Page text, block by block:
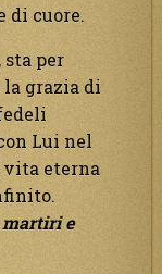
di cuore.
sta per
la grazia di
Lui nel
vita eterna
martiri e